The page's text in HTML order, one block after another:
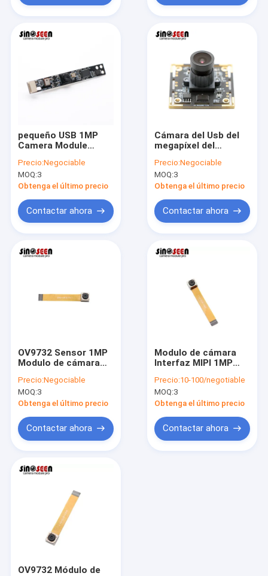
Videos
Control de Calidad
Contacto
Todos los casos
Solicitar una cotización
pequeño USB 1MP
Camera Module
sensor de 720P para
el ordenador portátil
del cuaderno
Precio:Negociable
MOQ:3
Obtenga el último precio
Contactar ahora
Cámara del Usb del
megapíxel del
de 1MP WDR USB con
Omnivision OV9623
Precio:Negociable
MOQ:3
Obtenga el último precio
Contactar ahora
OV9732 Sensor 1MP
Modulo de cámara
Interfaz MIPI 30
Cuadro
Precio:Negociable
MOQ:3
Obtenga el último precio
Contactar ahora
Modulo de cámara
Interfaz MIPI 1MP
Precio:10-100/negotiable
MOQ:3
Obtenga el último precio
Contactar ahora
OV9732 Módulo de